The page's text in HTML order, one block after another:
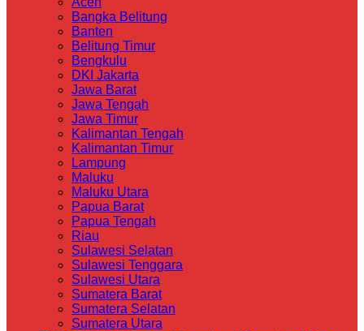
Bangka Belitung
Banten
Belitung Timur
Bengkulu
DKI Jakarta
Jawa Barat
Jawa Tengah
Jawa Timur
Kalimantan Tengah
Kalimantan Timur
Lampung
Maluku
Maluku Utara
Papua Barat
Papua Tengah
Riau
Sulawesi Selatan
Sulawesi Tenggara
Sulawesi Utara
Sumatera Barat
Sumatera Selatan
Sumatera Utara